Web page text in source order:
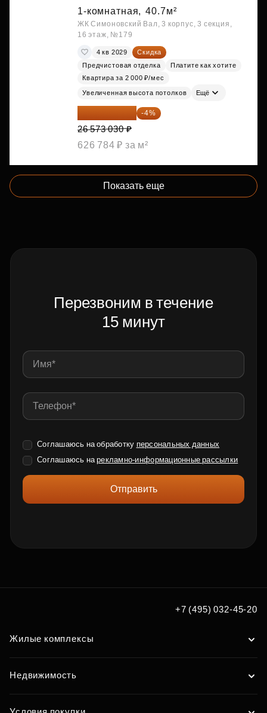
1-комнатная, 40.7м²
ЖК Симоновский Вал, 3 корпус, 3 секция,
16 этаж, №179
4 кв 2029
Скидка
Предчистовая отделка
Платите как хотите
Квартира за 2 000 ₽/мес
Увеличенная высота потолков Ещё
25 510 109 ₽ -4%
26 573 030 ₽
626 784 ₽ за м²
Показать еще
Перезвоним в течение
15 минут
Соглашаюсь на обработку персональных данных
Соглашаюсь нарекламно-информационные рассылки
Отправить
+7 (495) 032-45-20
Жилые комплексы
Недвижимость